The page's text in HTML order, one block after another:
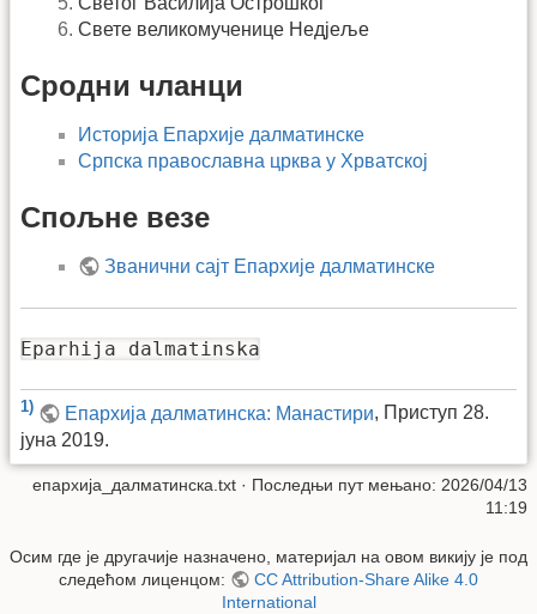
Свете великомученице Недјеље
Сродни чланци
Историја Епархије далматинске
Српска православна црква у Хрватској
Спољне везе
Званични сајт Епархије далматинске
Eparhija dalmatinska
1) Епархија далматинска: Манастири, Приступ 28.
јуна 2019.
епархија_далматинска.txt · Последњи пут мењано: 2026/04/13
11:19
Осим где је другачије назначено, материјал на овом викију је под
следећом лиценцом:
CC Attribution-Share Alike 4.0
International